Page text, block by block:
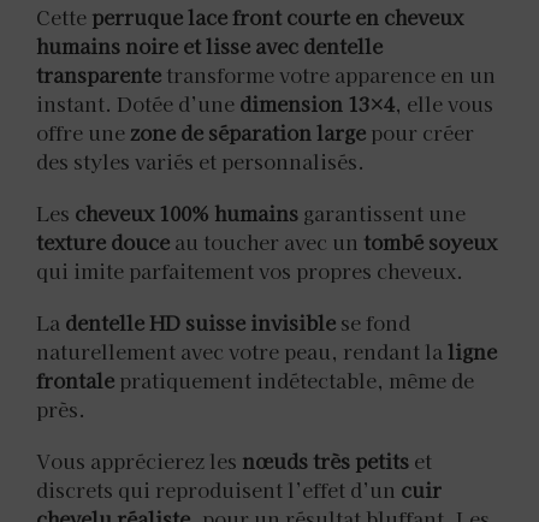
Cette perruque lace front courte en cheveux
humains noire et lisse avec dentelle
transparente transforme votre apparence en un
instant. Dotée d’une dimension 13×4, elle vous
offre une zone de séparation large pour créer
des styles variés et personnalisés.
Les cheveux 100% humains garantissent une
texture douce au toucher avec un tombé soyeux
qui imite parfaitement vos propres cheveux.
La dentelle HD suisse invisible se fond
naturellement avec votre peau, rendant laligne
frontale pratiquement indétectable, même de
près.
Vous apprécierez les nœuds très petits et
discrets qui reproduisent l’effet d’un cuir